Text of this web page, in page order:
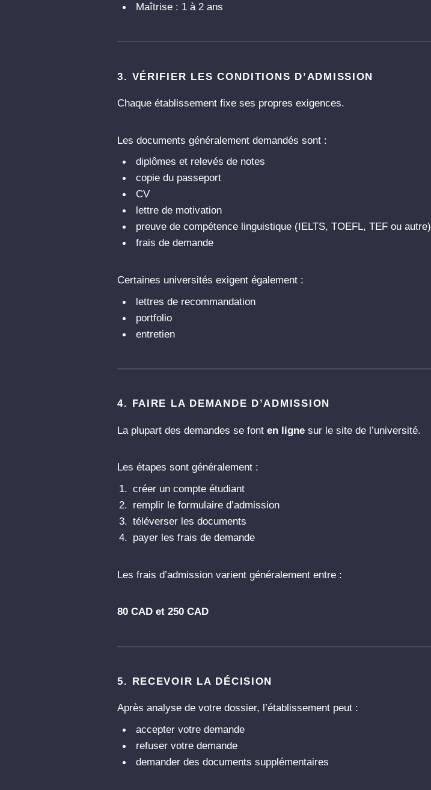
Maîtrise : 1 à 2 ans
3. VÉRIFIER LES CONDITIONS D’ADMISSION
Chaque établissement fixe ses propres exigences.
Les documents généralement demandés sont :
diplômes et relevés de notes
copie du passeport
CV
lettre de motivation
preuve de compétence linguistique (IELTS, TOEFL, TEF ou autre)
frais de demande
Certaines universités exigent également :
lettres de recommandation
portfolio
entretien
4. FAIRE LA DEMANDE D’ADMISSION
La plupart des demandes se fonten ligne sur le site de l’université.
Les étapes sont généralement :
créer un compte étudiant
remplir le formulaire d’admission
téléverser les documents
payer les frais de demande
Les frais d’admission varient généralement entre :
80 CAD et 250 CAD
5. RECEVOIR LA DÉCISION
Après analyse de votre dossier, l’établissement peut :
accepter votre demande
refuser votre demande
demander des documents supplémentaires